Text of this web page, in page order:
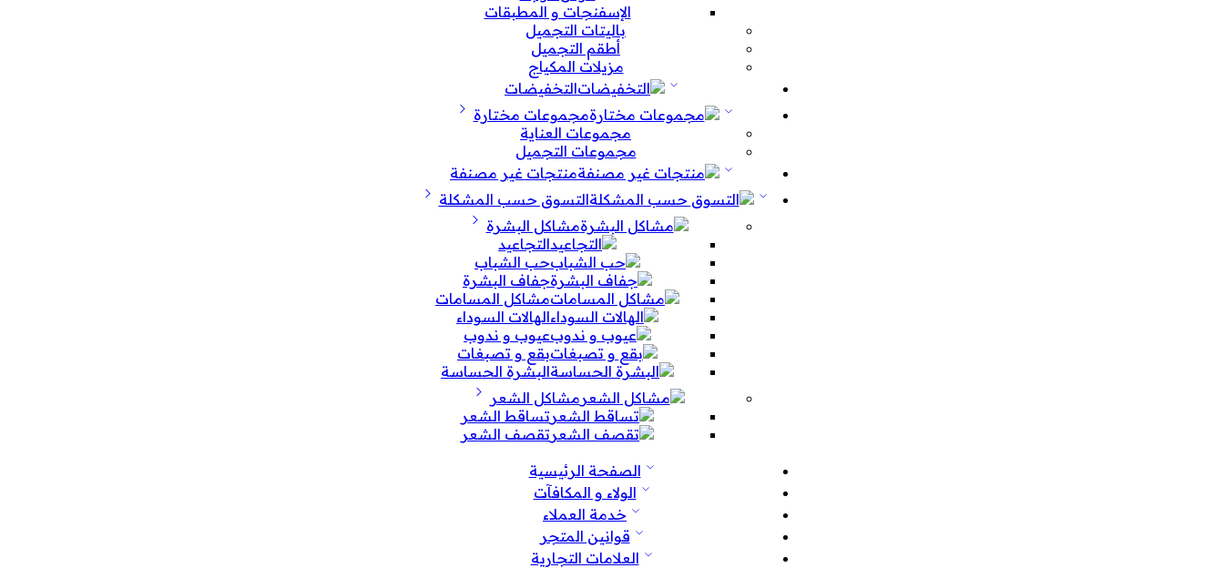
الإسفنجات و المطبقات
باليتات التجميل
أطقم التجميل
مزيلات المكياج
التخفيضات
مجموعات مختارة
مجموعات العناية
مجموعات التجميل
منتجات غير مصنفة
التسوق حسب المشكلة
مشاكل البشرة
التجاعيد
حب الشباب
جفاف البشرة
مشاكل المسامات
الهالات السوداء
عيوب و ندوب
بقع و تصبغات
البشرة الحساسة
مشاكل الشعر
تساقط الشعر
تقصف الشعر
الصفحة الرئيسية
الولاء و المكافآت
خدمة العملاء
قوانين المتجر
العلامات التجارية